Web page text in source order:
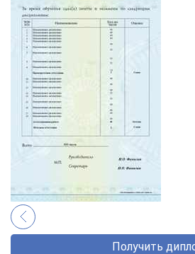
Получить